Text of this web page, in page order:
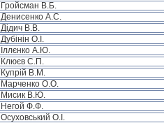
Гройсман В.Б.
Денисенко А.С.
Дідич В.В.
Дубінін О.І.
Іллєнко А.Ю.
Клюєв С.П.
Купрій В.М.
Марченко О.О.
Мисик В.Ю.
Негой Ф.Ф.
Осуховський О.І.